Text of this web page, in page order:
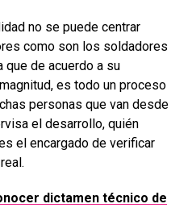
no se puede centrar
como son los soldadores
que de acuerdo a su
es todo un proceso
personas que van desde
el desarrollo, quién
el encargado de verificar
dictamen técnico de